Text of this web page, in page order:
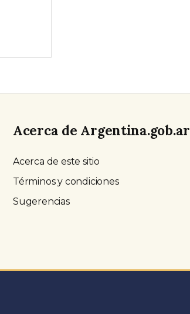
Acerca de Argentina.gob.ar
Acerca de este sitio
Términos y condiciones
Sugerencias